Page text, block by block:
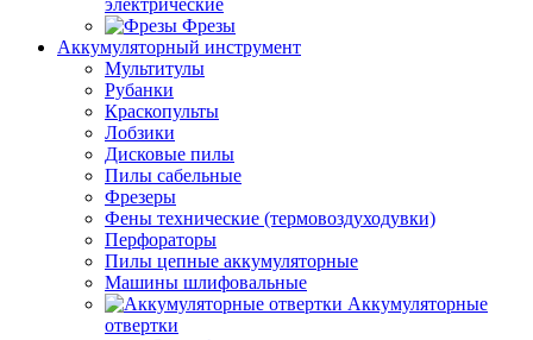
электрические
Фрезы
Аккумуляторный инструмент
Мультитулы
Рубанки
Краскопульты
Лобзики
Дисковые пилы
Пилы сабельные
Фрезеры
Фены технические (термовоздуходувки)
Перфораторы
Пилы цепные аккумуляторные
Машины шлифовальные
Аккумуляторные
отвертки